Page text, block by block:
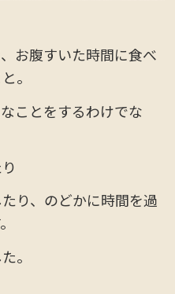
お腹すいた時間に食べ
。
ことをするわけでな
り、のどかに時間を過
。